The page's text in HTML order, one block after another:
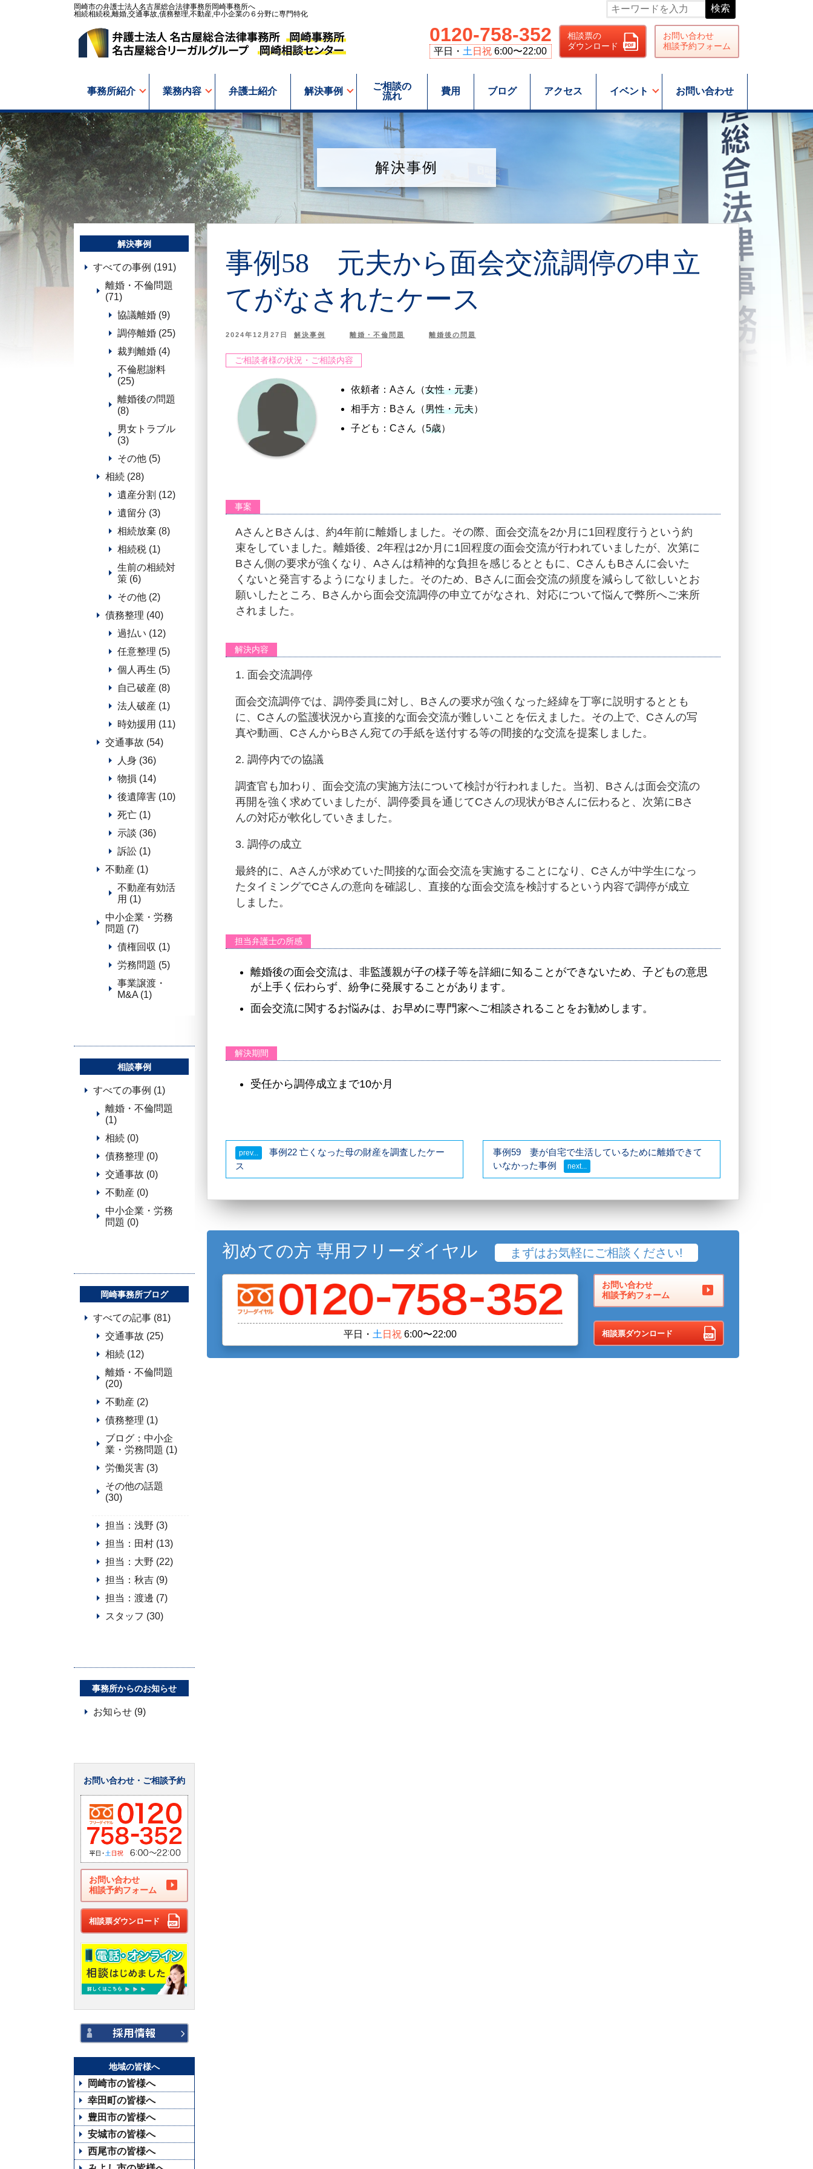
岡崎市の弁護士法人名古屋総合法律事務所岡崎事務所へ
相続相続税,離婚,交通事故,債務整理,不動産,中小企業の６分野に専門特化
検索
0120-758-352
平日・ 土 日祝 6:00〜22:00
相談票の
ダウンロード
お問い合わせ
相談予約フォーム
事務所紹介 業務内容 弁護士紹介 解決事例
ご相談の
流れ
費用 ブログ アクセス イベント お問い合わせ
解決事例
事例58 元夫から面会交流調停の申立
てがなされたケース
2024年12月27日 解決事例 離婚・不倫問題 離婚後の問題
ご相談者様の状況・ご相談内容
依頼者：Aさん（女性・元妻）
相手方：Bさん（男性・元夫）
子ども：Cさん（5歳）
事案
AさんとBさんは、約4年前に離婚しました。その際、面会交流を2か月に1回程度行うという約
束をしていました。離婚後、2年程は2か月に1回程度の面会交流が行われていましたが、次第に
Bさん側の要求が強くなり、Aさんは精神的な負担を感じるとともに、CさんもBさんに会いた
くないと発言するようになりました。そのため、Bさんに面会交流の頻度を減らして欲しいとお
願いしたところ、Bさんから面会交流調停の申立てがなされ、対応について悩んで弊所へご来所
されました。
解決内容
1. 面会交流調停
面会交流調停では、調停委員に対し、Bさんの要求が強くなった経緯を丁寧に説明するととも
に、Cさんの監護状況から直接的な面会交流が難しいことを伝えました。その上で、Cさんの写
真や動画、CさんからBさん宛ての手紙を送付する等の間接的な交流を提案しました。
2. 調停内での協議
調査官も加わり、面会交流の実施方法について検討が行われました。当初、Bさんは面会交流の
再開を強く求めていましたが、調停委員を通じてCさんの現状がBさんに伝わると、次第にBさ
んの対応が軟化していきました。
3. 調停の成立
最終的に、Aさんが求めていた間接的な面会交流を実施することになり、Cさんが中学生になっ
たタイミングでCさんの意向を確認し、直接的な面会交流を検討するという内容で調停が成立
しました。
担当弁護士の所感
離婚後の面会交流は、非監護親が子の様子等を詳細に知ることができないため、子どもの意思
が上手く伝わらず、紛争に発展することがあります。
面会交流に関するお悩みは、お早めに専門家へご相談されることをお勧めします。
解決期間
受任から調停成立まで10か月
事例22 亡くなった母の財産を調査したケー
ス
事例59 妻が自宅で生活しているために離婚できて
いなかった事例
初めての方 専用フリーダイヤル まずはお気軽にご相談ください!
平日・ 土 日祝 6:00〜22:00
お問い合わせ
相談予約フォーム
相談票ダウンロード
解決事例
すべての事例 (191)
離婚・不倫問題
(71)
協議離婚 (9)
調停離婚 (25)
裁判離婚 (4)
不倫慰謝料
(25)
離婚後の問題
(8)
男女トラブル
(3)
その他 (5)
相続 (28)
遺産分割 (12)
遺留分 (3)
相続放棄 (8)
相続税 (1)
生前の相続対
策 (6)
その他 (2)
債務整理 (40)
過払い (12)
任意整理 (5)
個人再生 (5)
自己破産 (8)
法人破産 (1)
時効援用 (11)
交通事故 (54)
人身 (36)
物損 (14)
後遺障害 (10)
死亡 (1)
示談 (36)
訴訟 (1)
不動産 (1)
不動産有効活
用 (1)
中小企業・労務
問題 (7)
債権回収 (1)
労務問題 (5)
事業譲渡・
M&A (1)
相談事例
すべての事例 (1)
離婚・不倫問題
(1)
相続 (0)
債務整理 (0)
交通事故 (0)
不動産 (0)
中小企業・労務
問題 (0)
岡崎事務所ブログ
すべての記事 (81)
交通事故 (25)
相続 (12)
離婚・不倫問題
(20)
不動産 (2)
債務整理 (1)
ブログ：中小企
業・労務問題 (1)
労働災害 (3)
その他の話題
(30)
担当：浅野 (3)
担当：田村 (13)
担当：大野 (22)
担当：秋吉 (9)
担当：渡邊 (7)
スタッフ (30)
事務所からのお知らせ
お知らせ (9)
お問い合わせ・ご相談予約
お問い合わせ
相談予約フォーム
相談票ダウンロード
地域の皆様へ
岡崎市の皆様へ
幸田町の皆様へ
豊田市の皆様へ
安城市の皆様へ
西尾市の皆様へ